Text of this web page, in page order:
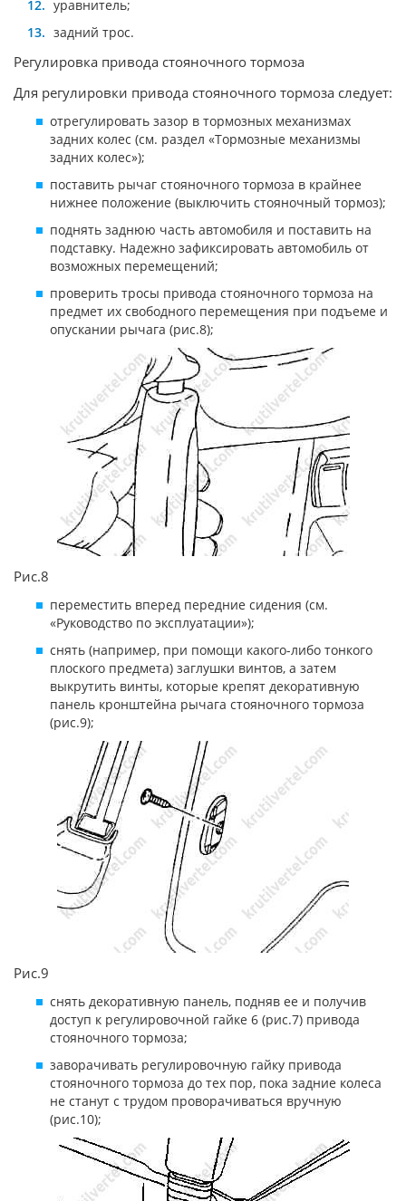
уравнитель;
задний трос.
Регулировка привода стояночного тормоза
Для регулировки привода стояночного тормоза следует:
отрегулировать зазор в тормозных механизмах
задних колес (см. раздел «Тормозные механизмы
задних колес»);
поставить рычаг стояночного тормоза в крайнее
нижнее положение (выключить стояночный тормоз);
поднять заднюю часть автомобиля и поставить на
подставку. Надежно зафиксировать автомобиль от
возможных перемещений;
проверить тросы привода стояночного тормоза на
предмет их свободного перемещения при подъеме и
опускании рычага (рис.8);
Рис.8
переместить вперед передние сидения (см.
«Руководство по эксплуатации»);
снять (например, при помощи какого-либо тонкого
плоского предмета) заглушки винтов, а затем
выкрутить винты, которые крепят декоративную
панель кронштейна рычага стояночного тормоза
(рис.9);
Рис.9
снять декоративную панель, подняв ее и получив
доступ к регулировочной гайке 6 (рис.7) привода
стояночного тормоза;
заворачивать регулировочную гайку привода
стояночного тормоза до тех пор, пока задние колеса
не станут с трудом проворачиваться вручную
(рис.10);